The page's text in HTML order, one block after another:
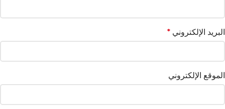
البريد الإلكتروني *
الموقع الإلكتروني